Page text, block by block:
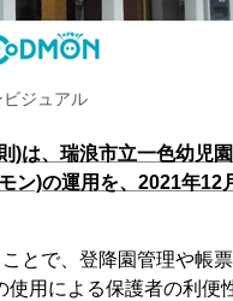
ジュアル
)は、瑞浪市立一色幼児
ン)の運用を、2021年12
とで、登降園管理や帳
用による保護者の利便